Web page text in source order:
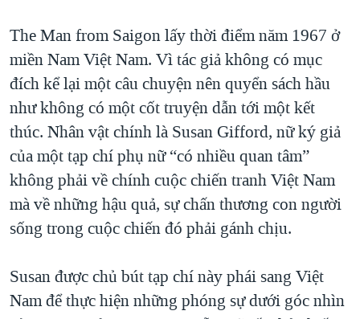
The Man from Saigon lấy thời điểm năm 1967 ở
miền Nam Việt Nam. Vì tác giả không có mục
đích kể lại một câu chuyện nên quyển sách hầu
như không có một cốt truyện dẫn tới một kết
thúc. Nhân vật chính là Susan Gifford, nữ ký giả
của một tạp chí phụ nữ “có nhiều quan tâm”
không phải về chính cuộc chiến tranh Việt Nam
mà về những hậu quả, sự chấn thương con người
sống trong cuộc chiến đó phải gánh chịu.
Susan được chủ bút tạp chí này phái sang Việt
Nam để thực hiện những phóng sự dưới góc nhìn